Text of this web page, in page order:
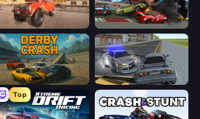
Ultimate Truck Driving Simulator 2020 Demolition Derby 2
Derby Crash RCC City Racing
Top